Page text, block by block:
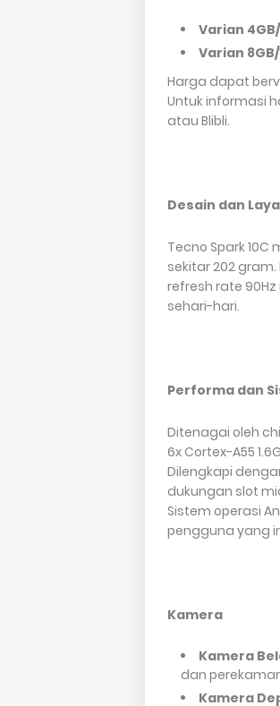
Varian
Varian 8GB/
Harga dapat
Untuk informasi
atau Blibli.
Desain dan
Tecno Spark
sekitar 202 gram.
refresh rate
sehari-hari.
Performa dan
Ditenagai oleh
6x Cortex-A55
Dilengkapi
dukungan slot
Sistem operasi
pengguna yang
Kamera
Kamera
dan
Kamera